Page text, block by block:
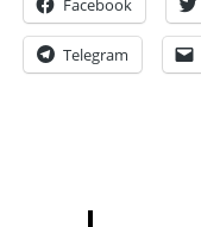
Facebook
Telegram